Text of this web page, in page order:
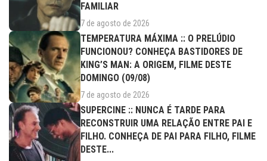
FAMILIAR
7 de agosto de 2026
TEMPERATURA MÁXIMA :: O PRELÚDIO
FUNCIONOU? CONHEÇA BASTIDORES DE
KING’S MAN: A ORIGEM, FILME DESTE
DOMINGO (09/08)
7 de agosto de 2026
SUPERCINE :: NUNCA É TARDE PARA
RECONSTRUIR UMA RELAÇÃO ENTRE PAI E
FILHO. CONHEÇA DE PAI PARA FILHO, FILME
DESTE...